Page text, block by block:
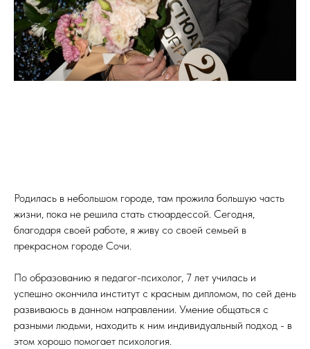
Родилась в небольшом городе, там прожила большую часть
жизни, пока не решила стать стюардессой. Сегодня,
благодаря своей работе, я живу со своей семьей в
прекрасном городе Сочи.
По образованию я педагог-психолог, 7 лет училась и
успешно окончила институт с красным дипломом, по сей день
развиваюсь в данном направлении. Умение общаться с
разными людьми, находить к ним индивидуальный подход - в
этом хорошо помогает психология.